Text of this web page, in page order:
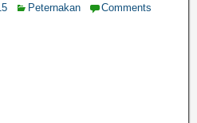
Peternakan Comments